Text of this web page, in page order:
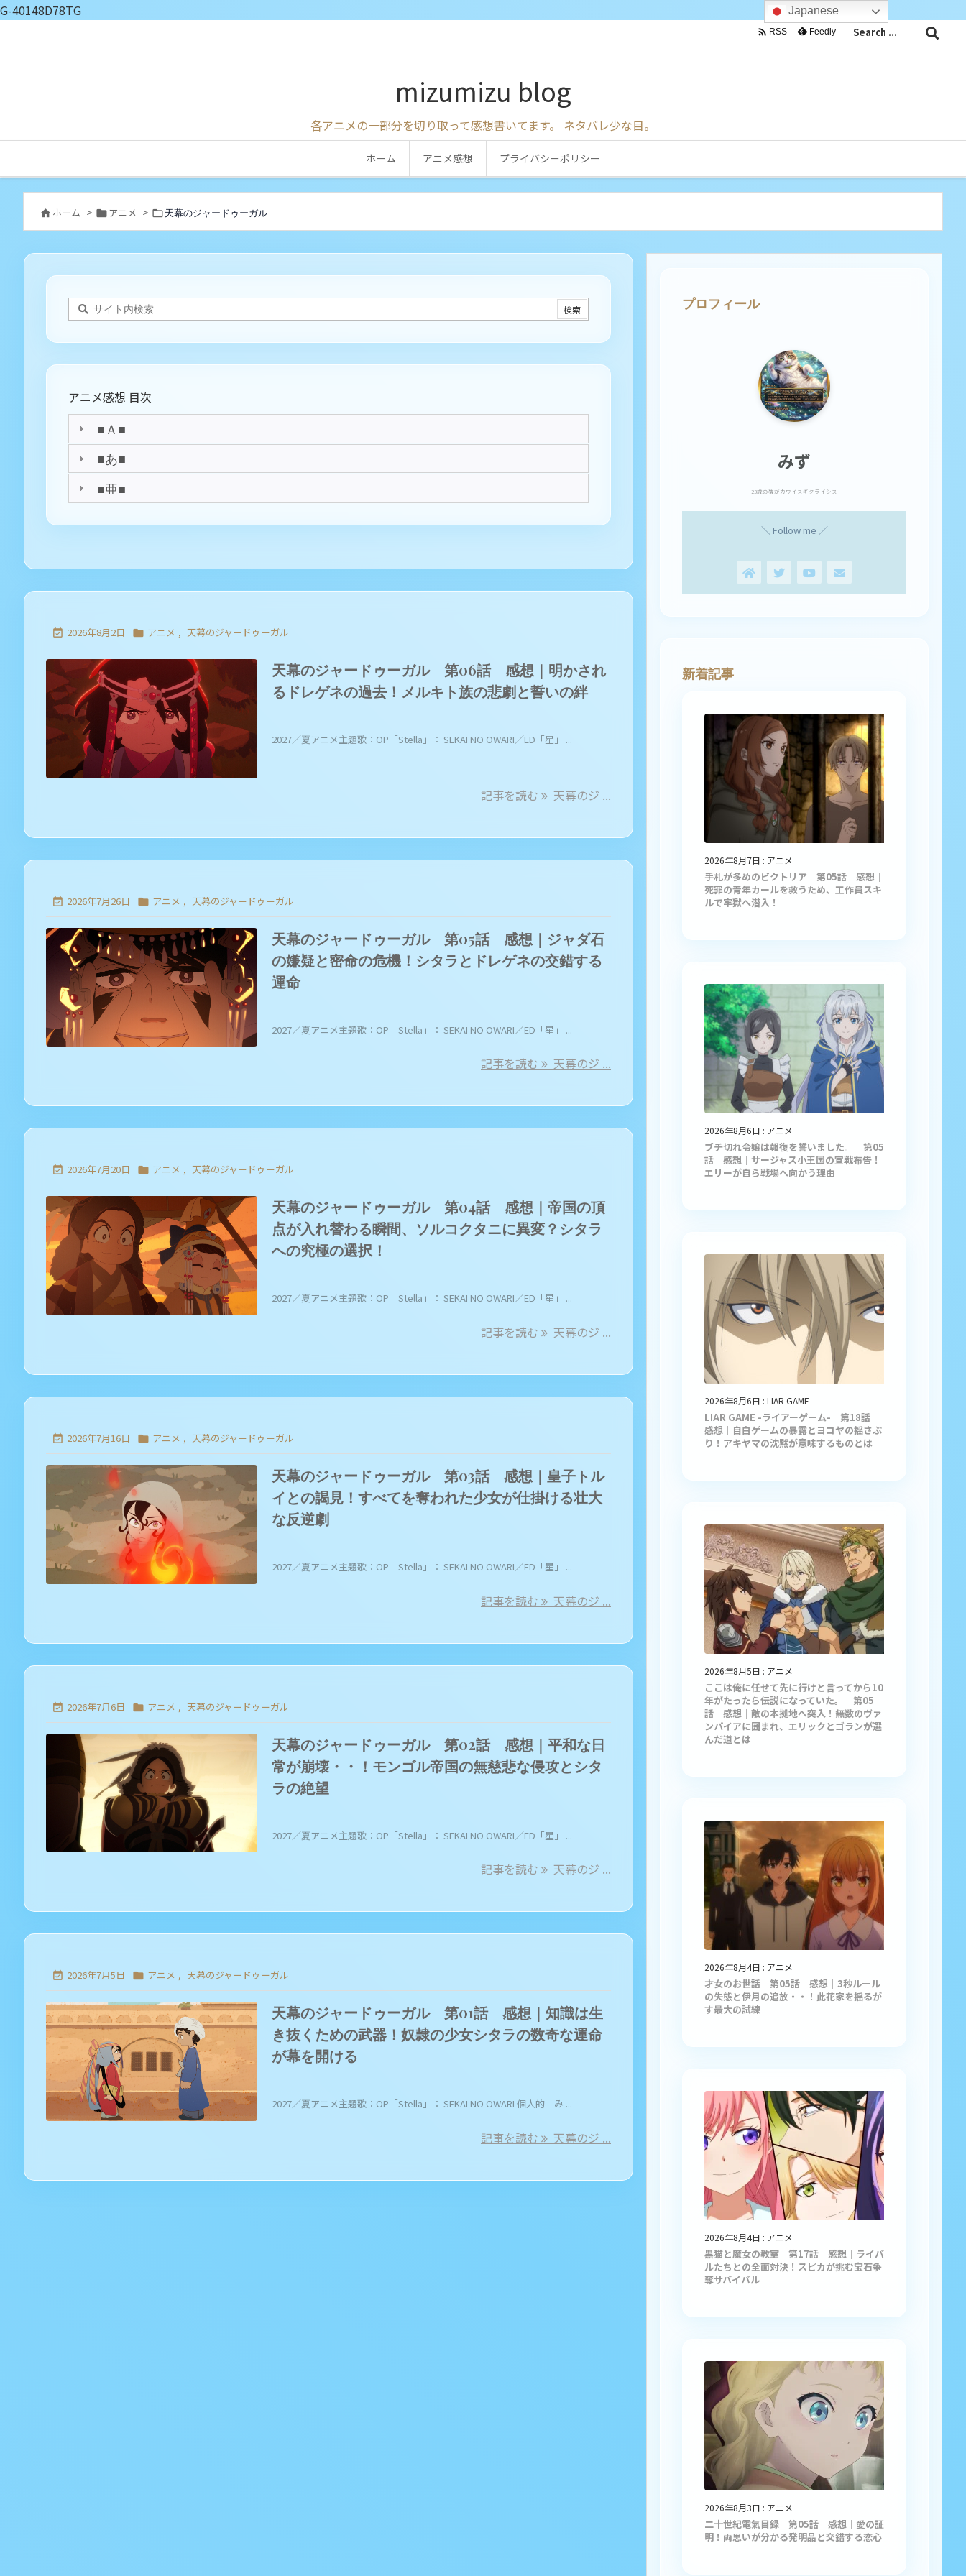
G-40148D78TG
mizumizu blog
各アニメの一部分を切り取って感想書いてます。 ネタバレ少な目。
ホーム アニメ感想 プライバシーポリシー
 RSS Feedly
 ホーム > アニメ > 天幕のジャードゥーガル
アニメ感想 目次
■Ａ■
■あ■
■亜■
 2026年8月2日  アニメ , 天幕のジャードゥーガル
天幕のジャードゥーガル 第06話 感想｜明かされ
るドレゲネの過去！メルキト族の悲劇と誓いの絆
2027／夏アニメ主題歌：OP「Stella」： SEKAI NO OWARI／ED「星」 ...
記事を読む 天幕のジ ...
 2026年7月26日  アニメ , 天幕のジャードゥーガル
天幕のジャードゥーガル 第05話 感想｜ジャダ石
の嫌疑と密命の危機！シタラとドレゲネの交錯する
運命
2027／夏アニメ主題歌：OP「Stella」： SEKAI NO OWARI／ED「星」 ...
記事を読む 天幕のジ ...
 2026年7月20日  アニメ , 天幕のジャードゥーガル
天幕のジャードゥーガル 第04話 感想｜帝国の頂
点が入れ替わる瞬間、ソルコクタニに異変？シタラ
への究極の選択！
2027／夏アニメ主題歌：OP「Stella」： SEKAI NO OWARI／ED「星」 ...
記事を読む 天幕のジ ...
 2026年7月16日  アニメ , 天幕のジャードゥーガル
天幕のジャードゥーガル 第03話 感想｜皇子トル
イとの謁見！すべてを奪われた少女が仕掛ける壮大
な反逆劇
2027／夏アニメ主題歌：OP「Stella」： SEKAI NO OWARI／ED「星」 ...
記事を読む 天幕のジ ...
 2026年7月6日  アニメ , 天幕のジャードゥーガル
天幕のジャードゥーガル 第02話 感想｜平和な日
常が崩壊・・！モンゴル帝国の無慈悲な侵攻とシタ
ラの絶望
2027／夏アニメ主題歌：OP「Stella」： SEKAI NO OWARI／ED「星」 ...
記事を読む 天幕のジ ...
 2026年7月5日  アニメ , 天幕のジャードゥーガル
天幕のジャードゥーガル 第01話 感想｜知識は生
き抜くための武器！奴隷の少女シタラの数奇な運命
が幕を開ける
2027／夏アニメ主題歌：OP「Stella」： SEKAI NO OWARI 個人的 み ...
記事を読む 天幕のジ ...
プロフィール
みず
23歳の猫がカワイスギクライシス
＼ Follow me ／
新着記事
2026年8月7日 : アニメ
手札が多めのビクトリア 第05話 感想｜
死罪の青年カールを救うため、工作員スキ
ルで牢獄へ潜入！
2026年8月6日 : アニメ
ブチ切れ令嬢は報復を誓いました。 第05
話 感想｜サージャス小王国の宣戦布告！
エリーが自ら戦場へ向かう理由
2026年8月6日 : LIAR GAME
LIAR GAME -ライアーゲーム- 第18話
感想｜自白ゲームの暴露とヨコヤの揺さぶ
り！アキヤマの沈黙が意味するものとは
2026年8月5日 : アニメ
ここは俺に任せて先に行けと言ってから10
年がたったら伝説になっていた。 第05
話 感想｜敵の本拠地へ突入！無数のヴァ
ンパイアに囲まれ、エリックとゴランが選
んだ道とは
2026年8月4日 : アニメ
才女のお世話 第05話 感想｜3秒ルール
の失態と伊月の追放・・！此花家を揺るが
す最大の試練
2026年8月4日 : アニメ
黒猫と魔女の教室 第17話 感想｜ライバ
ルたちとの全面対決！スピカが挑む宝石争
奪サバイバル
2026年8月3日 : アニメ
二十世紀電氣目録 第05話 感想｜愛の証
明！両思いが分かる発明品と交錯する恋心
Japanese